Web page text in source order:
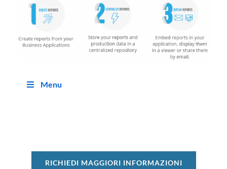
Menu
RICHIEDI MAGGIORI INFORMAZIONI